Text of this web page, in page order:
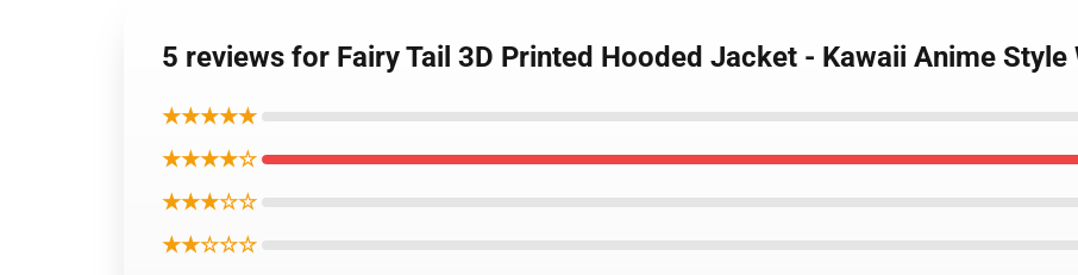
5 reviews for Fairy Tail 3D Printed Hooded Jacket - Kawaii Anime Style
★★★★★
★★★★☆
★★★☆☆
★★☆☆☆